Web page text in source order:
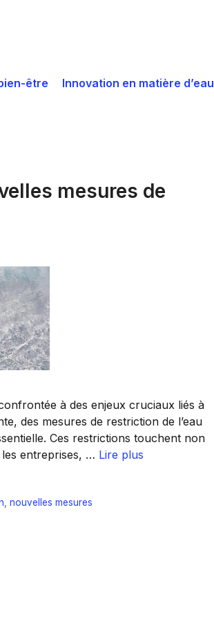
être Innovation en matière d’eau
mesures de
à des enjeux cruciaux liés à
des mesures de restriction de l’eau
Ces restrictions touchent non
les entreprises, … Lire plus
nouvelles mesures